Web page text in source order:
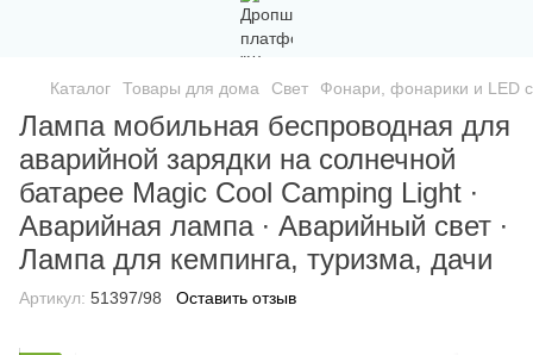
Каталог Товары для дома Свет Фонари, фонарики и LED
Лампа мобильная беспроводная для
аварийной зарядки на солнечной
батарее Magic Cool Camping Light ∙
Аварийная лампа ∙ Аварийный свет ∙
Лампа для кемпинга, туризма, дачи
Артикул: 51397/98 Оставить отзыв